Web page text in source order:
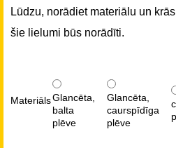
Lūdzu, norādiet materiālu un
šie lielumi būs norādīti.
MateriālsGlancēta,
balta
plēve
Glancēta,
caurspīdīga
plēve